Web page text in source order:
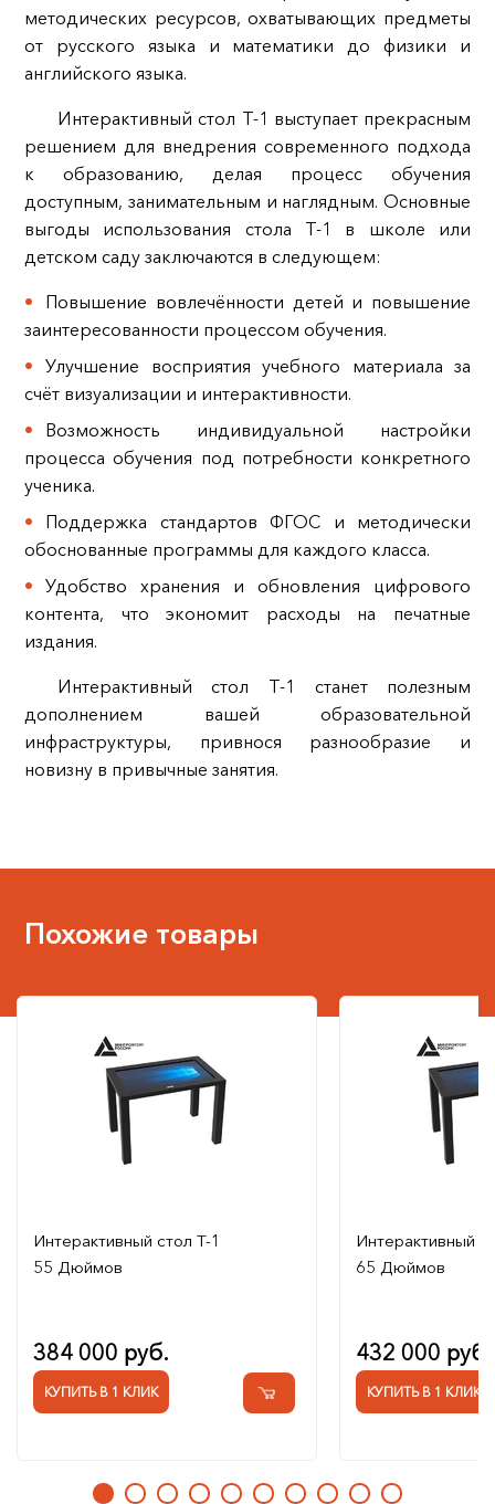
методических ресурсов, охватывающих предметы
от русского языка и математики до физики и
английского языка.
Интерактивный стол Т-1 выступает прекрасным
решением для внедрения современного подхода
к образованию, делая процесс обучения
доступным, занимательным и наглядным. Основные
выгоды использования стола Т-1 в школе или
детском саду заключаются в следующем:
Повышение вовлечённости детей и повышение
заинтересованности процессом обучения.
Улучшение восприятия учебного материала за
счёт визуализации и интерактивности.
Возможность индивидуальной настройки
процесса обучения под потребности конкретного
ученика.
Поддержка стандартов ФГОС и методически
обоснованные программы для каждого класса.
Удобство хранения и обновления цифрового
контента, что экономит расходы на печатные
издания.
Интерактивный стол Т-1 станет полезным
дополнением вашей образовательной
инфраструктуры, привнося разнообразие и
новизну в привычные занятия.
Похожие товары
Интерактивный стол Т-1
55 Дюймов
384 000 руб.
КУПИТЬ В 1 КЛИК
Интерактивный
65 Дюймов
432 000 руб.
КУПИТЬ В 1 КЛИК